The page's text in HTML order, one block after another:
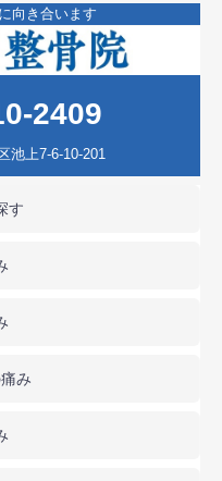
向き合います
2409
池上7-6-10-201
す
み